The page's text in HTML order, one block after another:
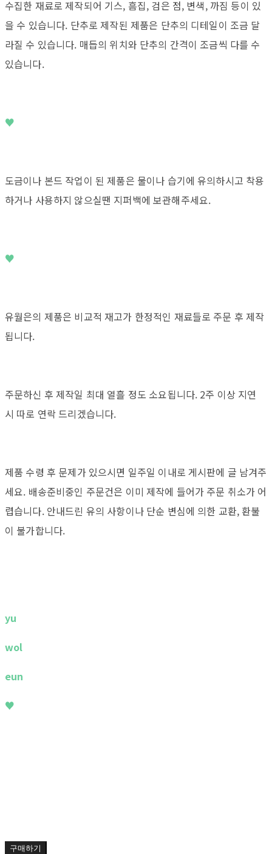
수집한 재료로 제작되어 기스, 흠집, 검은 점, 변색, 까짐 등이 있
을 수 있습니다. 단추로 제작된 제품은 단추의 디테일이 조금 달
라질 수 있습니다. 매듭의 위치와 단추의 간격이 조금씩 다를 수
있습니다.
♥
도금이나 본드 작업이 된 제품은 물이나 습기에 유의하시고 착용
하거나 사용하지 않으실땐 지퍼백에 보관해주세요.
♥
유월은의 제품은 비교적 재고가 한정적인 재료들로 주문 후 제작
됩니다.
주문하신 후 제작일 최대 열흘 정도 소요됩니다. 2주 이상 지연
시 따로 연락 드리겠습니다.
제품 수령 후 문제가 있으시면 일주일 이내로 게시판에 글 남겨주
세요. 배송준비중인 주문건은 이미 제작에 들어가 주문 취소가 어
렵습니다. 안내드린 유의 사항이나 단순 변심에 의한 교환, 환불
이 불가합니다.
yu
wol
eun
♥
구매하기